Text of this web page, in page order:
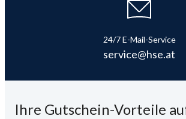
24/7 E-Mail-Service
service@hse.at
Ihre Gutschein-Vorteile